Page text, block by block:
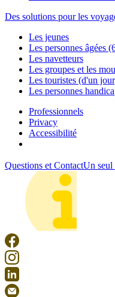
Des solutions pour les
Les jeunes
Les personnes âgées
Les navetteurs
Les groupes et les
Les touristes (d'un
Les personnes
Professionnels
Privacy
Accessibilité
Questions et ContactUn seul